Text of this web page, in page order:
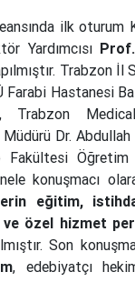
ilk oturum
Yardımcısı
Trabzon İl
Farabi Hastanesi
Trabzon
Dr.
Fakültesi
konuşmacı
eğitim,
ve özel hizmet
Son
, edebiyatçı